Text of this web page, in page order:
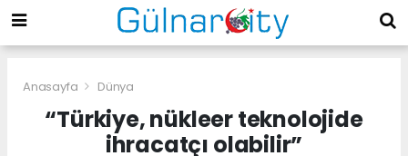
Anasayfa Dünya
“Türkiye, nükleer teknolojide
ihracatçı olabilir”